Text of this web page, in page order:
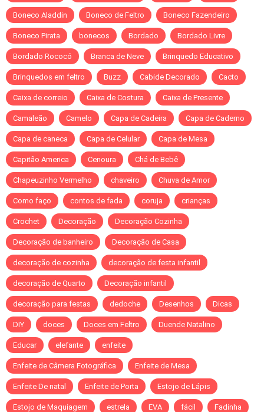
Boneco Aladdin Boneco de Feltro Boneco Fazendeiro
Boneco Pirata bonecos Bordado Bordado Livre
Bordado Rococó Branca de Neve Brinquedo Educativo
Brinquedos em feltro Buzz Cabide Decorado Cacto
Caixa de correio Caixa de Costura Caixa de Presente
Camaleão Camelo Capa de Cadeira Capa de Caderno
Capa de caneca Capa de Celular Capa de Mesa
Capitão America Cenoura Chá de Bebê
Chapeuzinho Vermelho chaveiro Chuva de Amor
Como faço contos de fada coruja crianças
Crochet Decoração Decoração Cozinha
Decoração de banheiro Decoração de Casa
decoração de cozinha decoração de festa infantil
decoração de Quarto Decoração infantil
decoração para festas dedoche Desenhos Dicas
DIY doces Doces em Feltro Duende Natalino
Educar elefante enfeite
Enfeite de Câmera Fotográfica Enfeite de Mesa
Enfeite De natal Enfeite de Porta Estojo de Lápis
Estojo de Maquiagem estrela EVA fácil Fadinha